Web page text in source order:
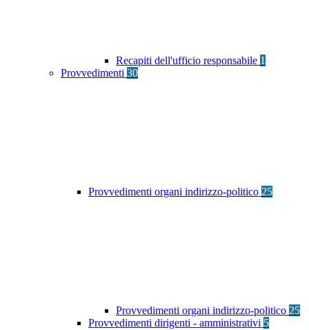
Recapiti dell'ufficio responsabile 1
Provvedimenti 30
Provvedimenti organi indirizzo-politico 25
Provvedimenti organi indirizzo-politico 25
Provvedimenti dirigenti - amministrativi 5